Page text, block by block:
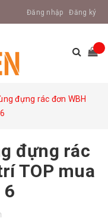
Đăng nhập Đăng ký
đựng rác đơn WBH
đựng rác
TOP mua